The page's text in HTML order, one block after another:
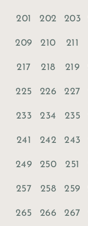
201 202 203
209 210 211
217 218 219
225 226 227
233 234 235
241 242 243
249 250 251
257 258 259
265 266 267